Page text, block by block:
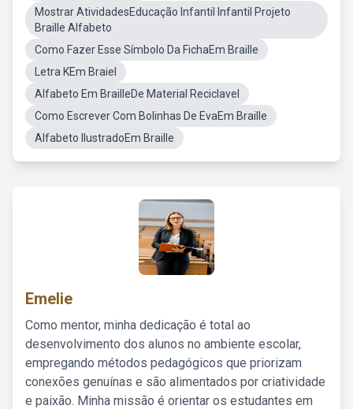
Mostrar AtividadesEducação Infantil Infantil Projeto
Braille Alfabeto
Como Fazer Esse Símbolo Da FichaEm Braille
Letra KEm Braiel
Alfabeto Em BrailleDe Material Reciclavel
Como Escrever Com Bolinhas De EvaEm Braille
Alfabeto IlustradoEm Braille
Emelie
Como mentor, minha dedicação é total ao
desenvolvimento dos alunos no ambiente escolar,
empregando métodos pedagógicos que priorizam
conexões genuínas e são alimentados por criatividade
e paixão. Minha missão é orientar os estudantes em